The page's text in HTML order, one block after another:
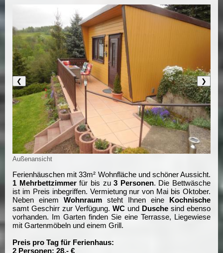
Außenansicht
❮ ❯
Ferienhäuschen mit 33m² Wohnfläche und schöner Aussicht.
1 Mehrbettzimmerfür bis zu3 Personen. Die Bettwäsche
ist im Preis inbegriffen. Vermietung nur von Mai bis Oktober.
Neben einem Wohnraum steht Ihnen eine Kochnische
samt Geschirr zur Verfügung. WC und Dusche sind ebenso
vorhanden. Im Garten finden Sie eine Terrasse, Liegewiese
mit Gartenmöbeln und einem Grill.
Preis pro Tag für Ferienhaus:
2 Personen: 28,- €